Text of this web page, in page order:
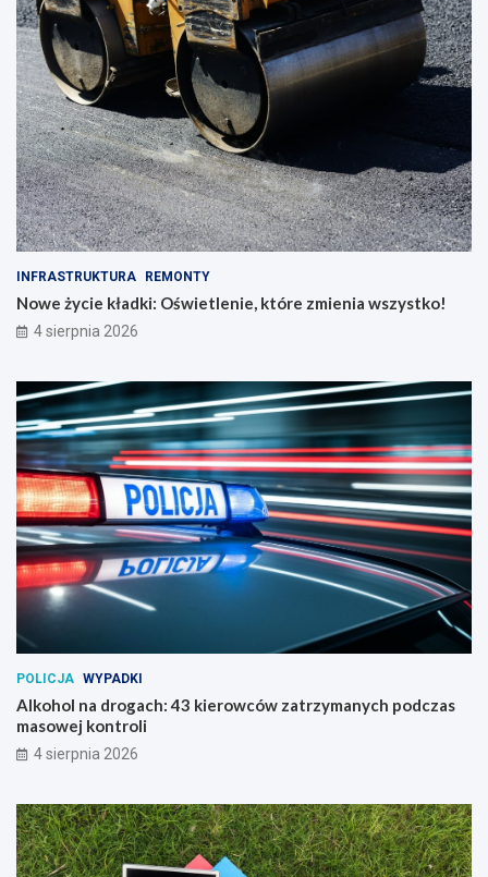
INFRASTRUKTURA REMONTY
Nowe życie kładki: Oświetlenie, które zmienia wszystko!
4 sierpnia 2026
POLICJA WYPADKI
Alkohol na drogach: 43 kierowców zatrzymanych podczas
masowej kontroli
4 sierpnia 2026